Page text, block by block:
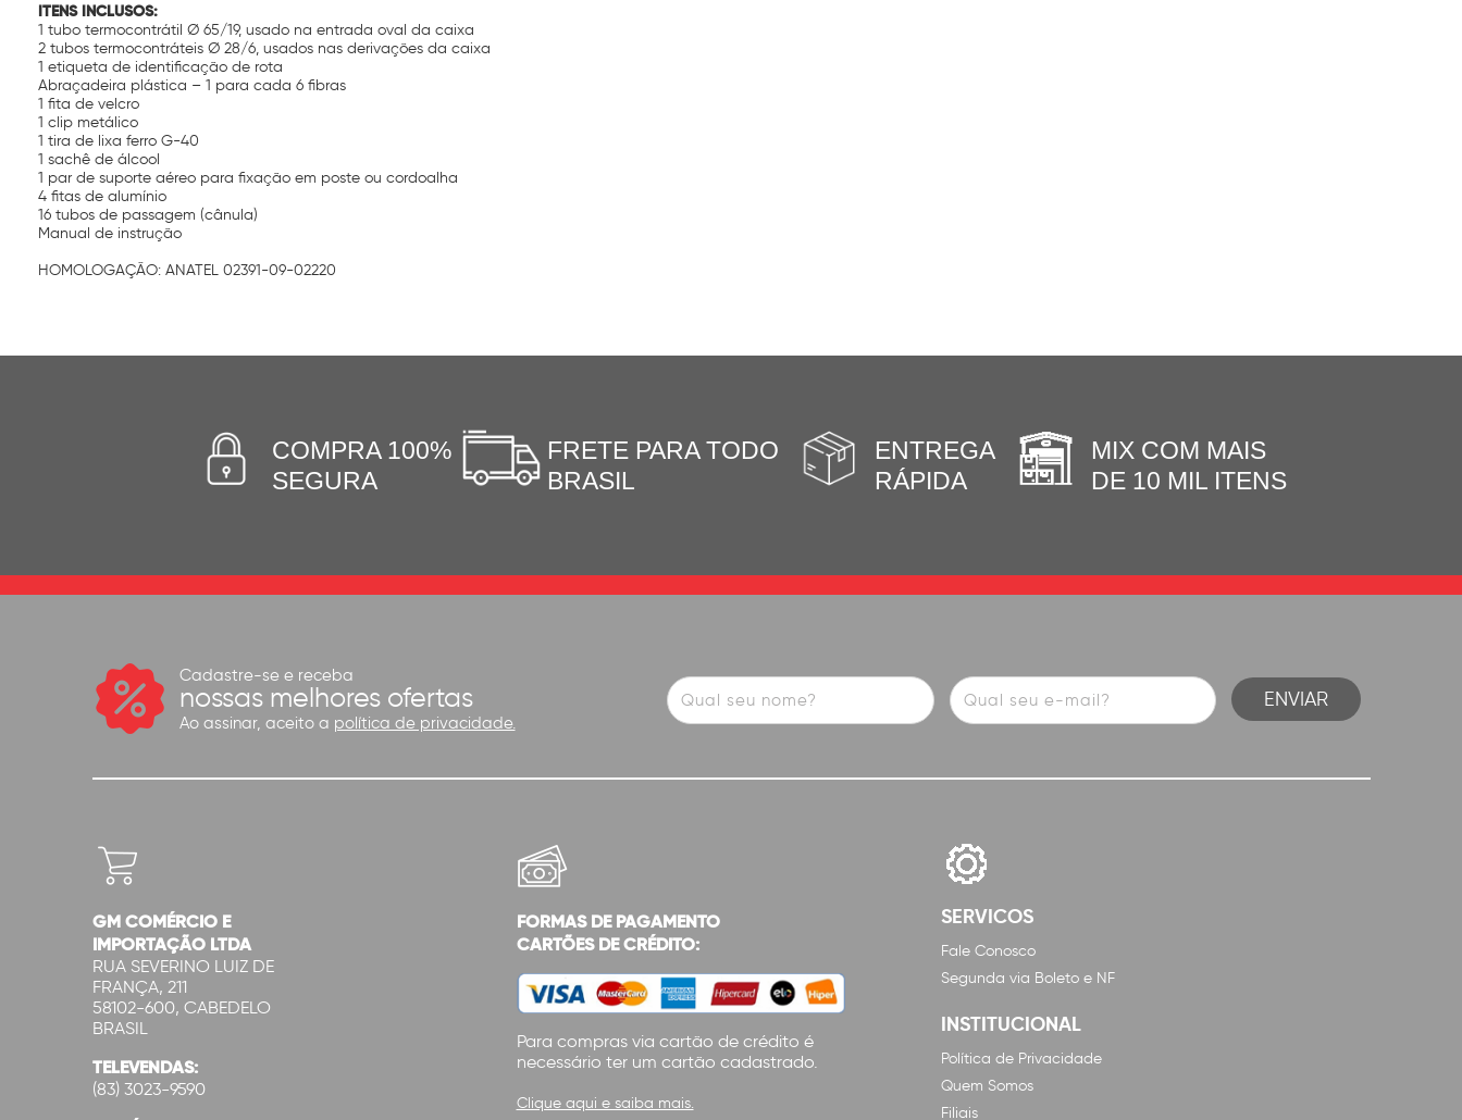
ITENS INCLUSOS:
1 tubo termocontrátil Ø 65/19, usado na entrada oval da caixa
2 tubos termocontráteis Ø 28/6, usados nas derivações da caixa
1 etiqueta de identificação de rota
Abraçadeira plástica – 1 para cada 6 fibras
1 fita de velcro
1 clip metálico
1 tira de lixa ferro G-40
1 sachê de álcool
1 par de suporte aéreo para fixação em poste ou cordoalha
4 fitas de alumínio
16 tubos de passagem (cânula)
Manual de instrução
HOMOLOGAÇÃO: ANATEL 02391-09-02220
COMPRA 100%
SEGURA
FRETE PARA TODO
BRASIL
ENTREGA
RÁPIDA
MIX COM MAIS
DE 10 MIL ITENS
Cadastre-se e receba
nossas melhores ofertas
Ao assinar, aceito a política de privacidade.
GM COMÉRCIO E
IMPORTAÇÃO LTDA
RUA SEVERINO LUIZ DE
FRANÇA, 211
58102-600, CABEDELO
BRASIL
TELEVENDAS:
(83) 3023-9590
FORMAS DE PAGAMENTO
CARTÕES DE CRÉDITO:
Para compras via cartão de crédito é
necessário ter um cartão cadastrado.
Clique aqui e saiba mais.
SERVICOS
Fale Conosco
Segunda via Boleto e NF
INSTITUCIONAL
Política de Privacidade
Quem Somos
Filiais